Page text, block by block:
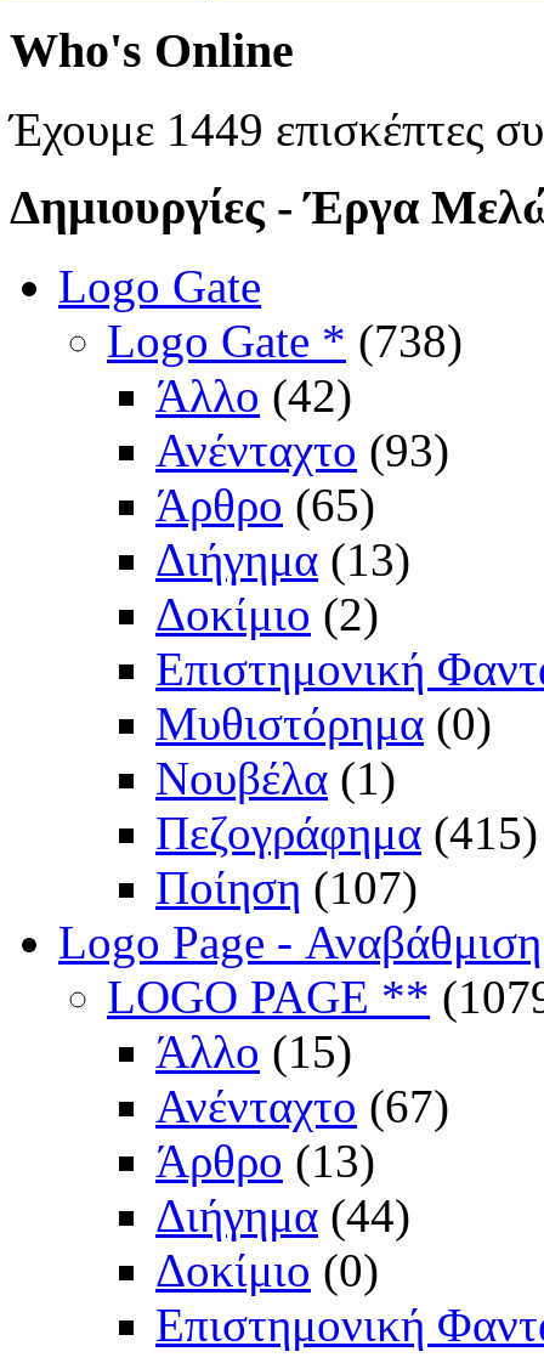
Who's Online
Έχουμε 1449 επισκέπτες
Δημιουργίες - Έργα
Logo Gate
Logo Gate * (738)
Άλλο (42)
Ανένταχτο (93)
Άρθρο (65)
Διήγημα (13)
Δοκίμιο (2)
Επιστημονική
Μυθιστόρημα (0)
Νουβέλα (1)
Πεζογράφημα (415)
Ποίηση (107)
Logo Page -
LOGO PAGE **
Άλλο (15)
Ανένταχτο (67)
Άρθρο (13)
Διήγημα (44)
Δοκίμιο (0)
Επιστημονική